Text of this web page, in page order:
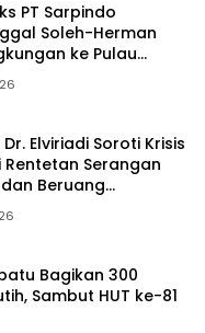
PT Sarpindo
Soleh-Herman
ke Pulau
Elviriadi Soroti Krisis
Rentetan Serangan
Beruang
Bagikan 300
Sambut HUT ke-81